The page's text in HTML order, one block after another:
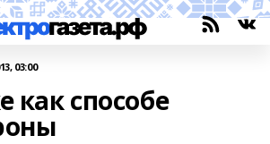
03:00
как способе